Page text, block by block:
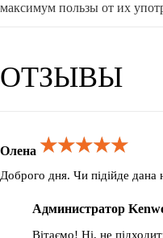
максимум пользы от их
ОТЗЫВЫ
Олена ★★★★★
★★★★★
★★★★★
Доброго дня. Чи підійде
Администратор
Вітаємо! Ні, не